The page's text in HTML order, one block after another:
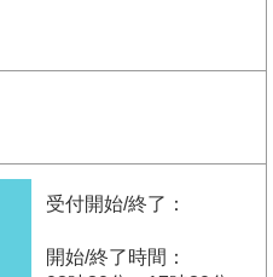
受付開始/終了：
開始/終了時間：